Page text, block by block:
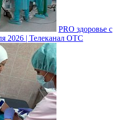
PRO здоровье с
2026 | Телеканал ОТС